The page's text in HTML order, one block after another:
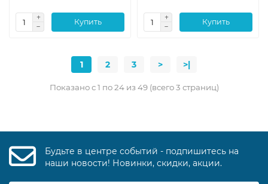
Купить Купить
1 2 3 > >|
Показано с 1 по 24 из 49 (всего 3 страниц)
Будьте в центре событий - подпишитесь на
наши новости! Новинки, скидки, акции.